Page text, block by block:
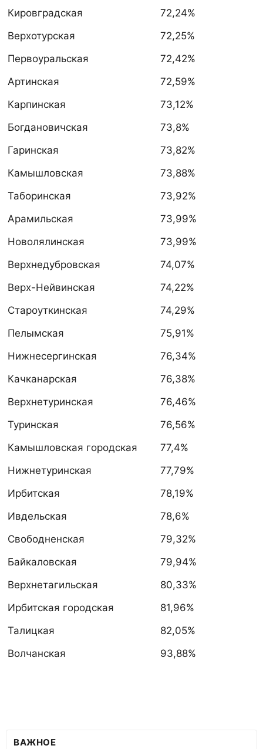
Кировградская
72,24%
Верхотурская
72,25%
Первоуральская
72,42%
Артинская
72,59%
Карпинская
73,12%
Богдановичская
73,8%
Гаринская
73,82%
Камышловская
73,88%
Таборинская
73,92%
Арамильская
73,99%
Новолялинская
73,99%
Верхнедубровская
74,07%
Верх-Нейвинская
74,22%
Староуткинская
74,29%
Пелымская
75,91%
Нижнесергинская
76,34%
Качканарская
76,38%
Верхнетуринская
76,46%
Туринская
76,56%
Камышловская городская
77,4%
Нижнетуринская
77,79%
Ирбитская
78,19%
Ивдельская
78,6%
Свободненская
79,32%
Байкаловская
79,94%
Верхнетагильская
80,33%
Ирбитская городская
81,96%
Талицкая
82,05%
Волчанская
93,88%
ВАЖНОЕ